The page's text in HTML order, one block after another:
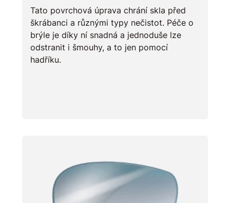
Tato povrchová úprava chrání skla před
škrábanci a různými typy nečistot. Péče o
brýle je díky ní snadná a jednoduše lze
odstranit i šmouhy, a to jen pomocí
hadříku.